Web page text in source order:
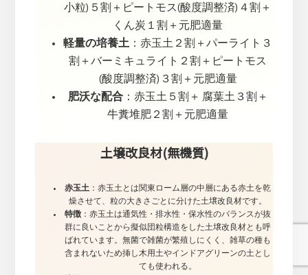
小粒)５割＋ピートモス(酸度調整済)４割＋
くん炭１割＋元肥適量
軽量の培養土 ：赤玉土２割＋パーライト３
割＋バーミキュライト２割＋ピートモス
(酸度調整済)３割＋元肥適量
肥沃な配合：赤玉土５割＋ 腐葉土３割＋
牛糞堆肥２割＋元肥適量
土壌改良材(無機質)
赤玉土 ：赤玉土とは関東ローム層の中層にある赤土を乾
燥させて、粒の大きさごとに分けた土壌改良材です。
特徴 ：赤玉土は通気性・排水性・保水性のバランスが抜
群に良いことから擬似団粒構造をした土壌改良材とも呼
ばれています。無菌で雑菌が繁殖しにくく、雑草の種も
含まれないため挿し木用土やインドアグリーンの土とし
ても使われる。